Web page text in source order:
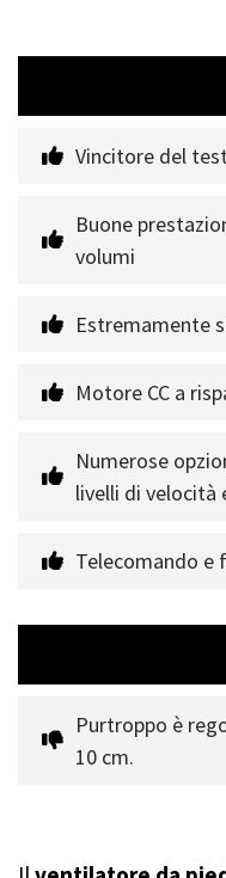
Vincitore del
Buone
volumi
Estremamente
Motore CC a
Numerose
livelli di velocità
Telecomando e
Purtroppo è
10 cm.